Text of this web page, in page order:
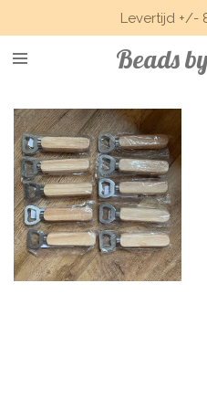
direct
naar
hoofdinhoud
Beads
Levertijd +/-